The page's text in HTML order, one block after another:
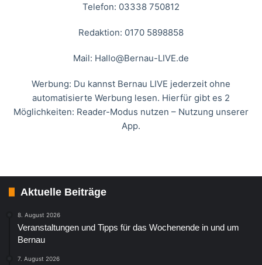
Telefon: 03338 750812
Redaktion: 0170 5898858
Mail: Hallo@Bernau-LIVE.de
Werbung: Du kannst Bernau LIVE jederzeit ohne
automatisierte Werbung lesen. Hierfür gibt es 2
Möglichkeiten: Reader-Modus nutzen – Nutzung unserer
App.
Aktuelle Beiträge
8. August 2026
Veranstaltungen und Tipps für das Wochenende in und um
Bernau
7. August 2026